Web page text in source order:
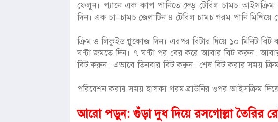
ফেলুন। প্যানে এক কাপ পানিতে দেড় টেবিল চামচ আইসক্রিম
দিন। এক চা–চামচ জেলাটিন ৪ টেবিল চামচ গরম পানি মিশিয়ে
ক্রিম ও লিকুইড গ্লুকোজ দিন। এরপর বিটার দিয়ে ১০ মিনিট বিট
ঘণ্টা জমতে দিন। ৭ ঘণ্টা পর বের করে আবার বিট করুন।
বিট করুন। এভাবে তিনবার বিট করুন। শেষ বিট করার সময় ক্রিম
পরিবেশন করার সময় হালকা গরম ব্রাউনির ওপর আইসক্রিম
আরো পড়ুন: গুঁড়া দুধ দিয়ে রসগোল্লা তৈরির